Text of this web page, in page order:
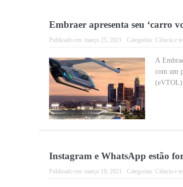
Embraer apresenta seu ‘carro
Publicado em: março 25, 2021 Categorias: Ciência e
A
com um
Instagram e WhatsApp estão
Publicado em: março 19, 2021 Categorias: Ciência e